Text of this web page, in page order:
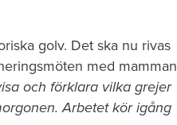
golv. Det ska nu rivas
med mamman
och förklara vilka grejer
Arbetet kör igång